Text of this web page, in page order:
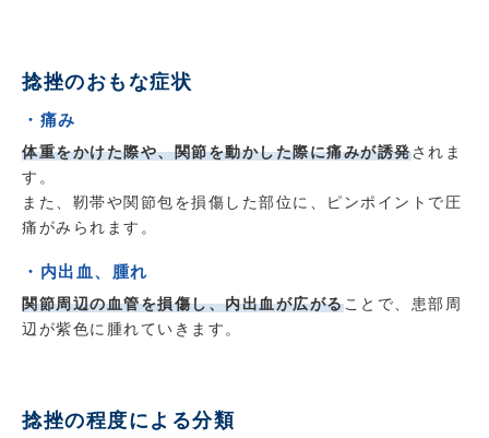
捻挫のおもな症状
・痛み
体重をかけた際や、関節を動かした際に痛みが誘発されま
す。
また、靭帯や関節包を損傷した部位に、ピンポイントで圧
痛がみられます。
・内出血、腫れ
関節周辺の血管を損傷し、内出血が広がることで、患部周
辺が紫色に腫れていきます。
捻挫の程度による分類